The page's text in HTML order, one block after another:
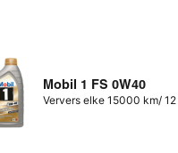
Mobil 1 FS 0W40
Ververs elke 15000 km/